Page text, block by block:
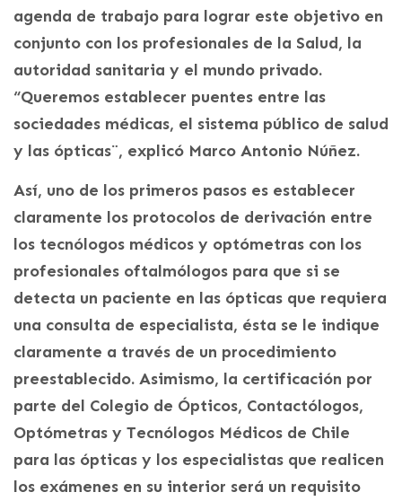
agenda de trabajo para lograr este objetivo en
conjunto con los profesionales de la Salud, la
autoridad sanitaria y el mundo privado.
“Queremos establecer puentes entre las
sociedades médicas, el sistema público de salud
y las ópticas¨, explicó Marco Antonio Núñez.
Así, uno de los primeros pasos es establecer
claramente los protocolos de derivación entre
los tecnólogos médicos y optómetras con los
profesionales oftalmólogos para que si se
detecta un paciente en las ópticas que requiera
una consulta de especialista, ésta se le indique
claramente a través de un procedimiento
preestablecido. Asimismo, la certificación por
parte del Colegio de Ópticos, Contactólogos,
Optómetras y Tecnólogos Médicos de Chile
para las ópticas y los especialistas que realicen
los exámenes en su interior será un requisito